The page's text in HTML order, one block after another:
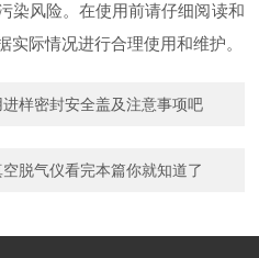
染风险。在使用前请仔细阅读和
际情况进行合理使用和维护。
样密封安全盖及注意事项吧
脱气仪看完本篇你就知道了